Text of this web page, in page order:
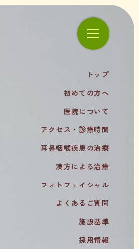
トップ
初めての方へ
医院について
アクセス・診療時間
耳鼻咽喉疾患の治療
漢方による治療
フォトフェイシャル
よくあるご質問
施設基準
採用情報